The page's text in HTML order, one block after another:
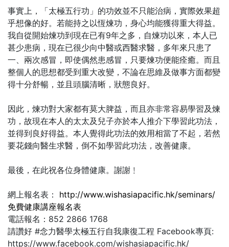
事實上，「太極五行功」的功效並不只能治病，實際效果超
乎想像的好。若能持之以恆煉功，身心均能獲得重大得益。
我自從開始煉功到現在已有9年之多，自煉功以來，本人已
甚少患病，現在已很少向中醫或西醫求醫，多年來只患了
一、兩次感冒，即使偶然患感冒，只要煉功便能痊癒。而且
整個人的思想都受到重大改變，不論在思維及做事方面都變
得十分舒暢，並且頭腦清晰，狀態良好。
因此，煉功對大家都有莫大脾益，而且亦非常容易學習及煉
功，故現在本人的太太及兒子亦於本人推介下學習此功法，
並得到良好得益。本人覺得此功法的效用相當了不起，若然
要花錢向醫生求醫，倒不如學習此功法，改善健康。
最後，在此祝各位身體健康。謝謝﹗
網上報名表： http://www.wishasiapacific.hk/seminars/
免費健康講座報名表
電話報名：852 2866 1768
請讚好 #念力醫學太極五行自我康復工程 Facebook專頁:
https://www.facebook.com/wishasiapacific.hk/